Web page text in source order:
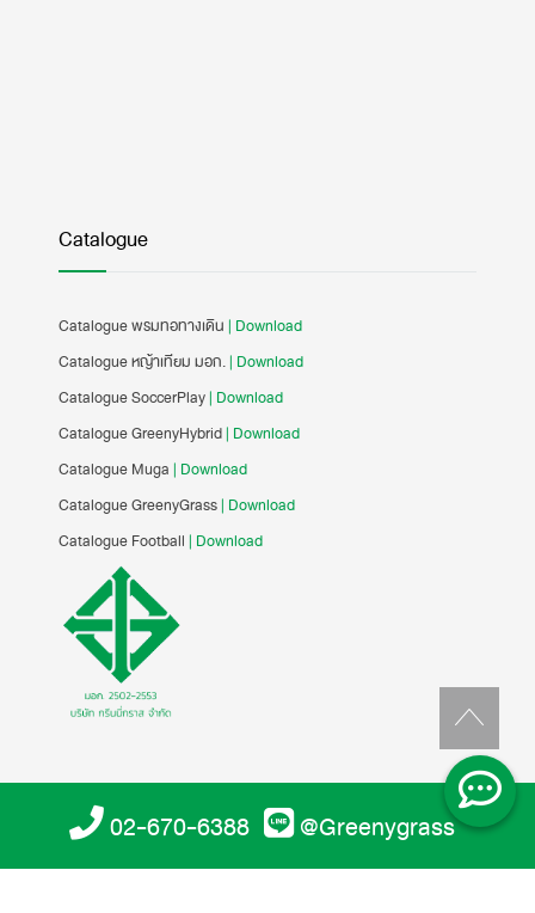
02-670-6388 @Greenygrass
Catalogue
Catalogue พรมทอทางเดิน | Download
Catalogue หญ้าเทียม มอก.| Download
Catalogue SoccerPlay| Download
Catalogue GreenyHybrid| Download
Catalogue Muga | Download
Catalogue GreenyGrass| Download
Catalogue Football | Download